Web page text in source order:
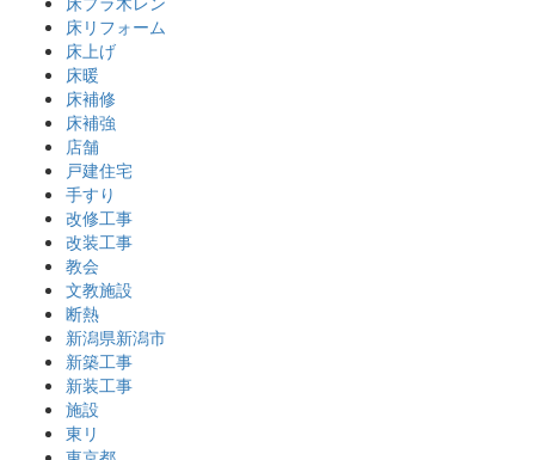
床リフォーム
床上げ
床暖
床補修
床補強
店舗
戸建住宅
手すり
改修工事
改装工事
教会
文教施設
断熱
新潟県新潟市
新築工事
新装工事
施設
東リ